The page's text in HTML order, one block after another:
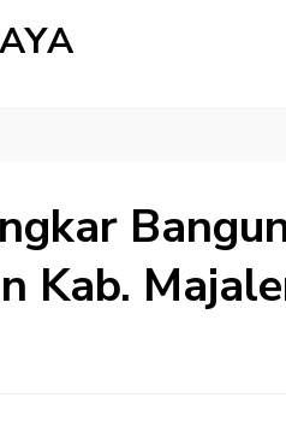
Kab.